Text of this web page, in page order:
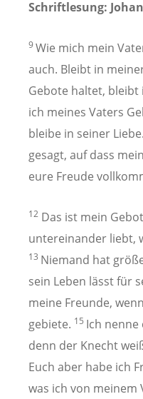
Schriftlesung:
9Wie mich mein
auch. Bleibt in
Gebote haltet, bleibt
ich meines Vaters
bleibe in seiner Liebe.
gesagt, auf dass
eure Freude
12 Das ist mein
untereinander liebt,
13 Niemand hat
sein Leben lässt für
meine Freunde,
gebiete. 15 Ich
denn der Knecht
Euch aber habe ich
was ich von meinem